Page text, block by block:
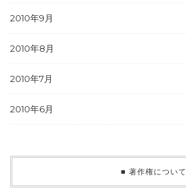
2010年9月
2010年8月
2010年7月
2010年6月
■ 著作権について